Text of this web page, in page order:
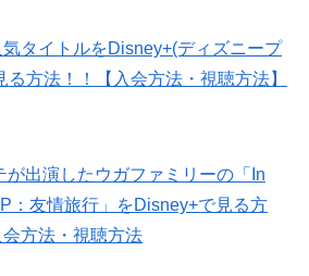
気タイトルをDisney+(ディズニープ
る方法！！【入会方法・視聴方法】
が出演したウガファミリーの「In
：友情旅行」をDisney+で見る方
方法・視聴方法